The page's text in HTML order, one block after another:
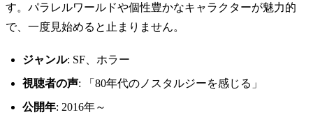
す。パラレルワールドや個性豊かなキャラクターが魅力的
で、一度見始めると止まりません。
ジャンル: SF、ホラー
視聴者の声: 「80年代のノスタルジーを感じる」
公開年: 2016年～